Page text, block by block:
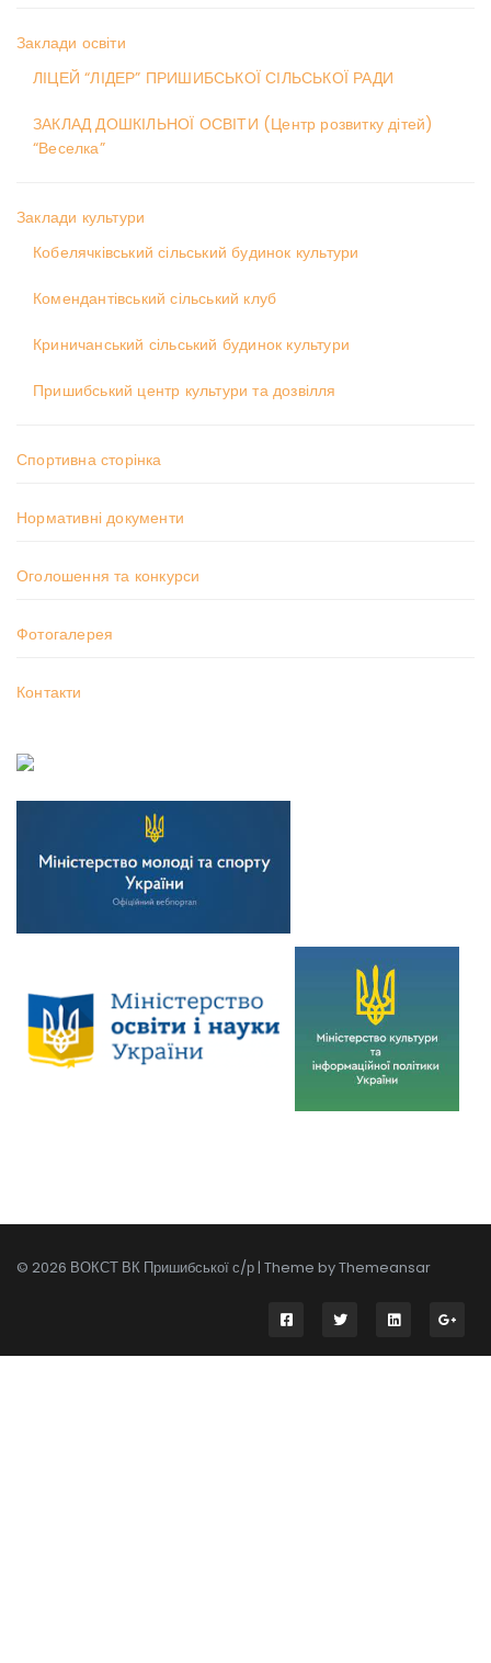
Заклади освіти
ЛІЦЕЙ “ЛІДЕР” ПРИШИБСЬКОЇ СІЛЬСЬКОЇ РАДИ
ЗАКЛАД ДОШКІЛЬНОЇ ОСВІТИ (Центр розвитку дітей)
“Веселка”
Заклади культури
Кобелячківський сільський будинок культури
Комендантівський сільський клуб
Криничанський сільський будинок культури
Пришибський центр культури та дозвілля
Спортивна сторінка
Нормативні документи
Оголошення та конкурси
Фотогалерея
Контакти
© 2026 ВОКСТ ВК Пришибської с/р | Theme byThemeansar